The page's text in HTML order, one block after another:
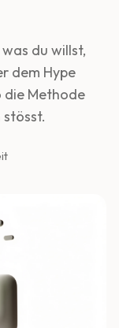
du willst,
dem Hype
die Methode